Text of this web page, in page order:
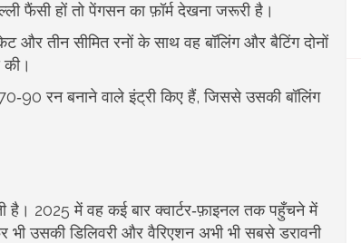
हों तो पेंगसन का फ़ॉर्म देखना जरूरी है।
तीन सीमित रनों के साथ वह बॉलिंग और बैटिंग दोनों
रन बनाने वाले इंट्री किए हैं, जिससे उसकी बॉलिंग
है। 2025 में वह कई बार क्वार्टर‑फ़ाइनल तक पहुँचने में
उसकी डिलिवरी और वैरिएशन अभी भी सबसे डरावनी